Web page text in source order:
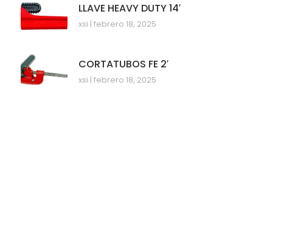
LLAVE HEAVY DUTY 14′
xsi febrero 18, 2025
CORTATUBOS FE 2′
xsi febrero 18, 2025